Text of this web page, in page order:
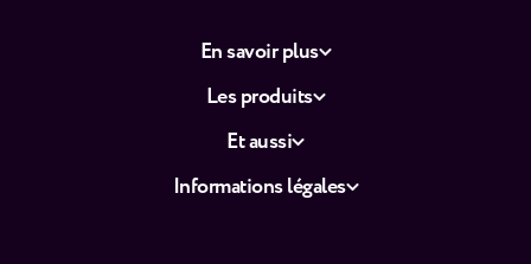
En savoir plus
Les produits
Et aussi
Informations légales